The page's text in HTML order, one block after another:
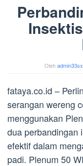
Oleh
fataya.co.id –
serangan wereng
menggunakan
dua perbandingan
efektif dalam
padi. Plenum 50